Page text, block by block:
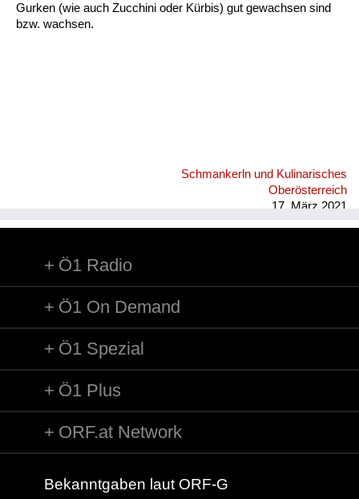
Gurken (wie auch Zucchini oder Kürbis) gut gewachsen sind
bzw. wachsen.
Schmankerln und Kulinarisches
Oberösterreich
17. März 2021
Ö1 Radio
Ö1 On Demand
Ö1 Spezial
Ö1 Plus
ORF.at Network
Bekanntgaben laut ORF-G